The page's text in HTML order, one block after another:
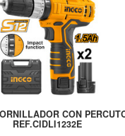
CON
REF.CIDLI1232E